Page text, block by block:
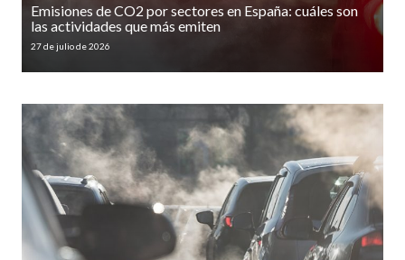
Emisiones de CO2 por sectores en España: cuáles son
las actividades que más emiten
27 de julio de 2026